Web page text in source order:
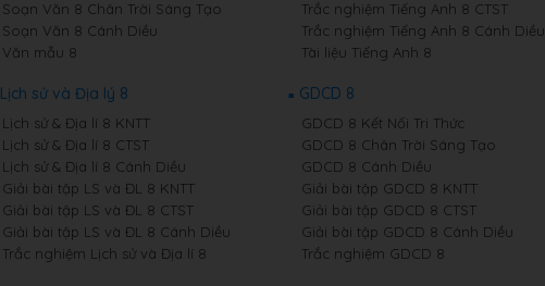
Soạn Văn 8 Chân Trời Sáng Tạo
Soạn Văn 8 Cánh Diều
Văn mẫu 8
Trắc nghiệm Tiếng Anh 8 CTST
Trắc nghiệm Tiếng Anh 8 Cánh Diều
Tài liệu Tiếng Anh 8
Lịch sử và Địa lý 8
Lịch sử & Địa lí 8 KNTT
Lịch sử & Địa lí 8 CTST
Lịch sử & Địa lí 8 Cánh Diều
Giải bài tập LS và ĐL 8 KNTT
Giải bài tập LS và ĐL 8 CTST
Giải bài tập LS và ĐL 8 Cánh Diều
Trắc nghiệm Lịch sử và Địa lí 8
GDCD 8
GDCD 8 Kết Nối Tri Thức
GDCD 8 Chân Trời Sáng Tạo
GDCD 8 Cánh Diều
Giải bài tập GDCD 8 KNTT
Giải bài tập GDCD 8 CTST
Giải bài tập GDCD 8 Cánh Diều
Trắc nghiệm GDCD 8